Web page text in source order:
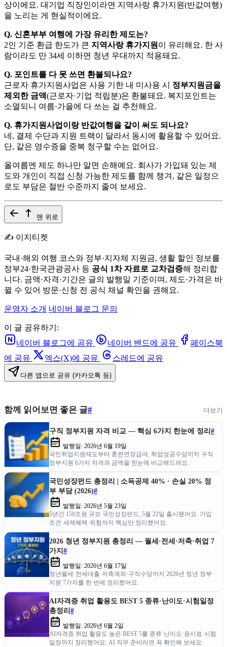
상이에요. 대기업 직장인이라면 지역사랑 휴가지원(반값여행)
을 노리는 게 현실적이에요.
Q. 신혼부부 여행에 가장 유리한 제도는?
2인 기준 환급 한도가 큰 지역사랑 휴가지원 이 유리해요. 한 사
람이라도 만 34세 이하면 청년 우대까지 적용돼요.
Q. 포인트를 다 못 쓰면 환불되나요?
근로자 휴가지원사업은 사용 기한 내 미사용 시 정부지원금을
제외한 금액(근로자·기업 적립분)은 환불돼요. 복지포인트는
소멸되니 여름·가을에 다 쓰는 걸 추천해요.
Q. 휴가지원사업이랑 반값여행을 같이 써도 되나요?
네, 결제 수단과 지원 트랙이 달라서 동시에 활용할 수 있어요.
단, 같은 영수증을 중복 청구할 수는 없어요.
올여름엔 제도 하나만 알면 손해예요. 회사가 가입돼 있는 제
도와 개인이 직접 신청 가능한 제도를 함께 챙겨, 같은 일정으
로도 부담은 절반 수준까지 줄여 보세요.
맨 위로
✍️ 이지티켓
국내·해외 여행 코스와 정부·지자체 지원금, 생활 할인 정보를
정부24·한국관광공사 등 공식 1차 자료로 교차검증해 정리합
니다. 금액·자격·기간은 글의 발행일 기준이며, 제도·가격은 바
뀔 수 있어 방문·신청 전 공식 채널 확인을 권해요.
운영자 소개 네이버 블로그 문의
이 글 공유하기:
네이버 블로그에 공유
네이버 밴드에 공유
페이스북
에 공유
엑스(X)에 공유 스레드에 공유
다른 앱으로 공유 (카카오톡 등)
함께 읽어보면 좋은 글# 더보기
구직 정부지원 자격 비교 — 핵심 6가지 한눈에 정리 #
발행일: 2026년 6월 19일
국민취업지원제도부터 훈련연장급여, 취업성공수당까지 구직
정부지원 6가지 자격과 금액을 한눈에 비교해드려요.
국민성장펀드 총정리 | 소득공제 40% · 손실 20% 정
부 부담 (2026)#
발행일: 2026년 5월 23일
5년간 150조원 규모 국민성장펀드, 5월 22일 출시됐어요. 가입
조건·세제혜택·위험까지 핵심만 정리했어요.
2026 청년 정부지원 총정리 — 월세·전세·저축·취업 7
가지 #
발행일: 2026년 6월 17일
청년월세·전세대출·저축계좌·구직수당까지 2026년 청년 정부
지원 7가지를 한 번에 정리했어요.
AI자격증 취업 활용도 BEST 5 종류·난이도·시험일정
총정리 #
발행일: 2026년 6월 2일
AI자격증 취업 활용도 높은 BEST 5를 종류·난이도·응시료·시험
일정까지 정리했어요. AI 직무 준비라면 꼭 확인해 보세요.